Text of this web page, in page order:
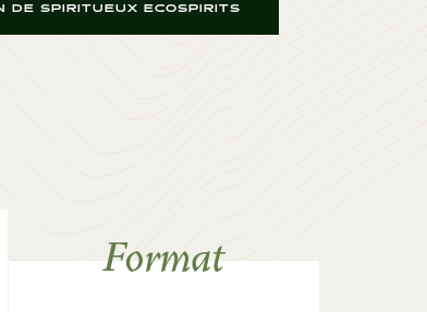
DE SPIRITUEUX ECOSPIRITS
Format